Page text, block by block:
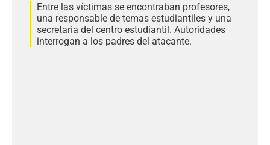
Entre las víctimas se encontraban profesores,
una responsable de temas estudiantiles y una
secretaria del centro estudiantil. Autoridades
interrogan a los padres del atacante.